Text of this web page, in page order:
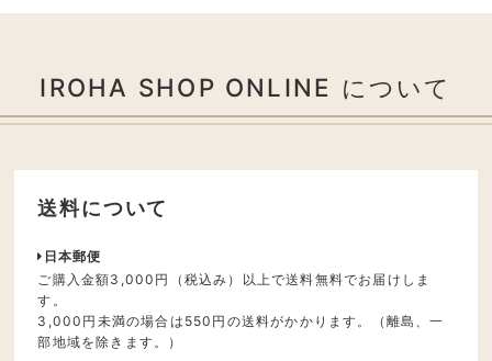
IROHA SHOP ONLINE について
送料について
日本郵便
ご購入金額3,000円（税込み）以上で送料無料でお届けしま
す。
3,000円未満の場合は550円の送料がかかります。（離島、一
部地域を除きます。）